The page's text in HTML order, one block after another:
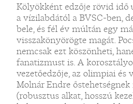
Kölyökként edzője rövid idő
a vízilabdától a BVSC-ben,
bele, és fél év múltán egy
visszakönyörögte magát.
nemcsak ezt köszönheti,
fanatizmust is. A
vezetőedzője, az olimpiai és
Molnár Endre őstehetségnek
(robusztus alkat, hosszú